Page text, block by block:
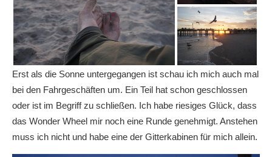
Erst als die Sonne untergegangen ist schau ich mich auch mal
bei den Fahrgeschäften um. Ein Teil hat schon geschlossen
oder ist im Begriff zu schließen. Ich habe riesiges Glück, dass
das Wonder Wheel mir noch eine Runde genehmigt. Anstehen
muss ich nicht und habe eine der Gitterkabinen für mich allein.